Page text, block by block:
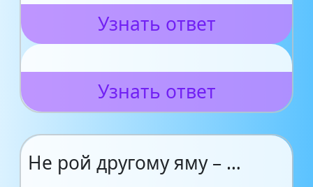
Узнать ответ
Узнать ответ
Не рой другому яму – …